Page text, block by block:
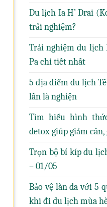
Du lịch Ia H’ Drai
trải nghiệm?
Trải nghiệm du lịch
Pa chi tiết nhất
5 địa điểm du lịch
lần là nghiện
Tìm hiểu hình
detox giúp giảm
Trọn bộ bí kíp du
– 01/05
Bảo vệ làn da với 5
khi đi du lịch mùa